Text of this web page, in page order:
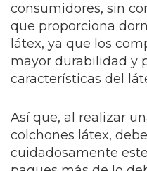
consumidores, sin
que proporciona
látex, ya que los
mayor durabilidad y
características del
Así que, al realizar
colchones látex,
cuidadosamente